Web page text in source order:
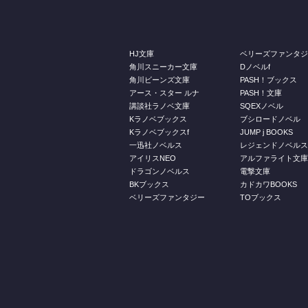
HJ文庫
角川スニーカー文庫
角川ビーンズ文庫
アース・スター ルナ
講談社ラノベ文庫
Kラノベブックス
Kラノベブックスf
一迅社ノベルス
アイリスNEO
ドラゴンノベルス
BKブックス
ベリーズファンタジー
ベリーズファンタ
Dノベルf
PASH！ブックス
PASH！文庫
SQEXノベル
ブシロードノベル
JUMP j BOOKS
レジェンドノベルス
アルファライト文庫
電撃文庫
カドカワBOOKS
TOブックス